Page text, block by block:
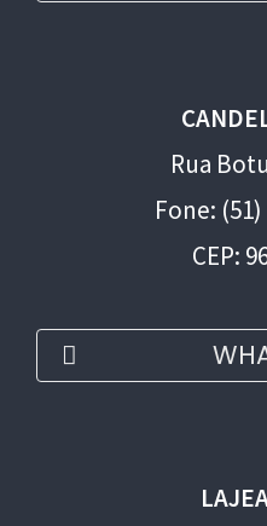
Rua
Fone: (51)
CEP: